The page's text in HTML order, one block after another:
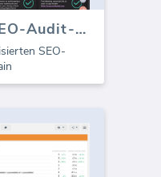
Automatisierter SEO-Audit-Bericht
SEO-